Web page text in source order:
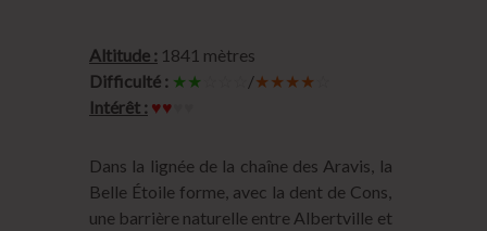
Altitude : 1841 mètres
Difficulté : ★★ /★★★★
Intérêt : ♥♥
Dans la lignée de la chaîne des Aravis, la
Belle Étoile forme, avec la dent de Cons,
une barrière naturelle entre Albertville et